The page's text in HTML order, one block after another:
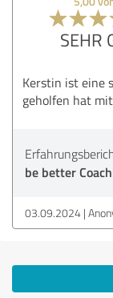
SEHR
Kerstin ist eine
geholfen hat
be better
03.09.2024